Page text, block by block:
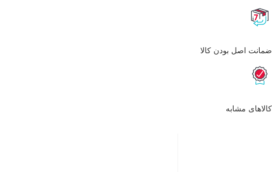
ضمانت اصل بودن کالا
کالاهای مشابه